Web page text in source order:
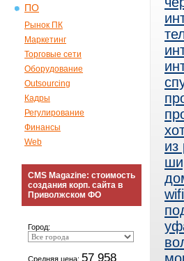
ПО
Рынок ПК
Маркетинг
Торговые сети
Оборудование
Outsourcing
Кадры
Регулирование
Финансы
Web
CMS Magazine: стоимость
создания корп. сайта в
Приволжском ФО
Город:
Средняя цена: 57 958
из
wifi